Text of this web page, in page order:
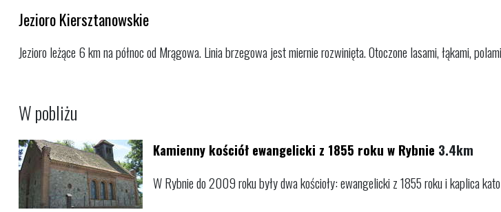
Jezioro Kiersztanowskie
Jezioro leżące 6 km na północ od Mrągowa. Linia brzegowa jest miernie rozwinięta. Otoczone lasami, łąkami,
W pobliżu
Kamienny kościół ewangelicki z 1855 roku w Rybnie 3.4km
W Rybnie do 2009 roku były dwa kościoły: ewangelicki z 1855 roku i kaplica